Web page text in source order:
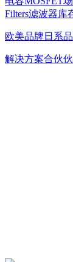
Filters滤波器库
欧美品牌日系
解决方案合伙